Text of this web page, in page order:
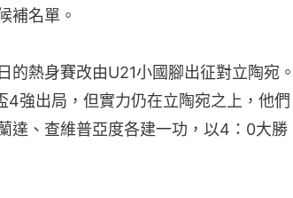
補名單。
的熱身賽改由U21小國腳出征對立陶宛。
4強出局，但實力仍在立陶宛之上，他們
達、查維普亞度各建一功，以4：0大勝